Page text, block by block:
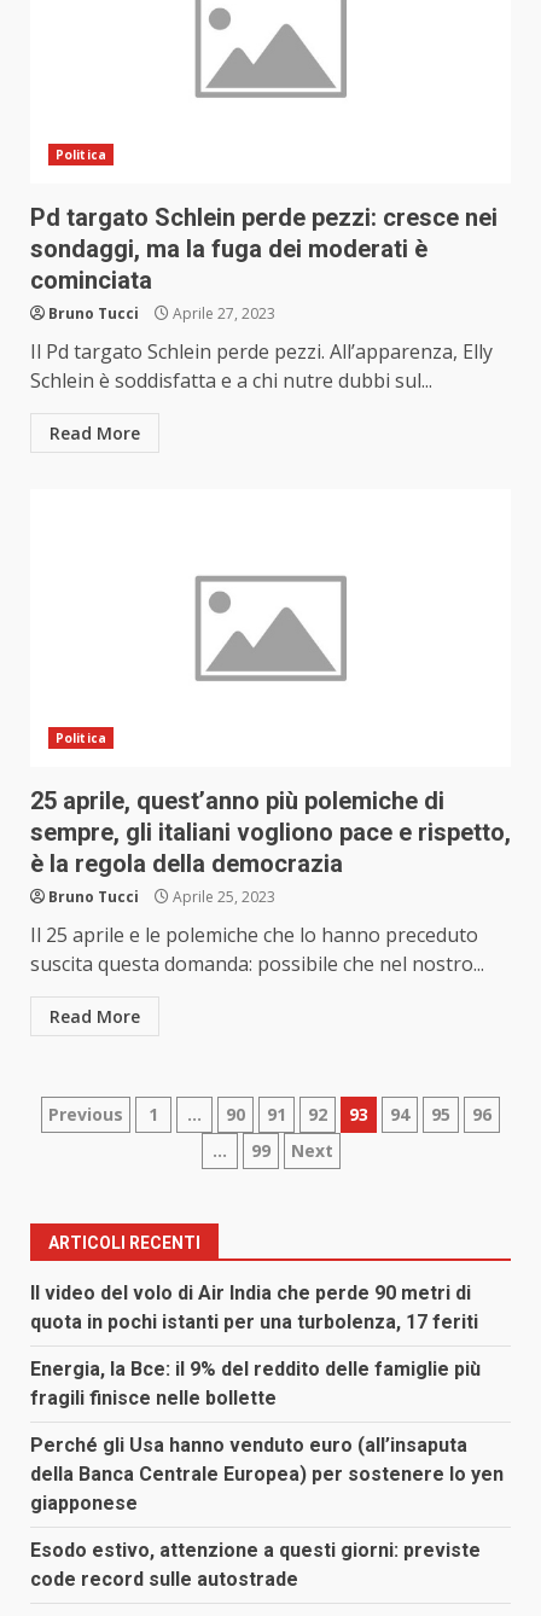
Politica
Pd targato Schlein perde pezzi: cresce nei
sondaggi, ma la fuga dei moderati è
cominciata
Bruno Tucci Aprile 27, 2023
Il Pd targato Schlein perde pezzi. All’apparenza, Elly
Schlein è soddisfatta e a chi nutre dubbi sul...
Read More
Politica
25 aprile, quest’anno più polemiche di
sempre, gli italiani vogliono pace e rispetto,
è la regola della democrazia
Bruno Tucci Aprile 25, 2023
Il 25 aprile e le polemiche che lo hanno preceduto
suscita questa domanda: possibile che nel nostro...
Read More
Paginazione
articoli
Previous 1 … 90 91 92 93 94 95
96
…
99 Next
ARTICOLI RECENTI
Il video del volo di Air India che perde 90 metri di
quota in pochi istanti per una turbolenza, 17 feriti
Energia, la Bce: il 9% del reddito delle famiglie più
fragili finisce nelle bollette
Perché gli Usa hanno venduto euro (all’insaputa
della Banca Centrale Europea) per sostenere lo yen
giapponese
Esodo estivo, attenzione a questi giorni: previste
code record sulle autostrade